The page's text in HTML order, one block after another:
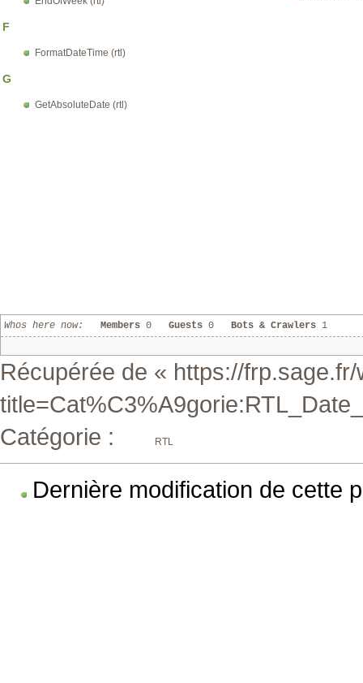
F
FormatDateTime (rtl)
G
GetAbsoluteDate (rtl)
Whos here now: Members 0 Guests 0 Bots & Crawlers 1
Récupérée de « https://
Catégorie : RTL
Dernière modification de cette